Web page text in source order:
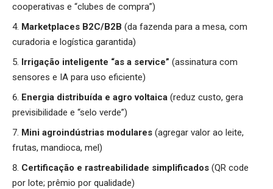
cooperativas e “clubes de compra”)
Marketplaces B2C/B2B (da fazenda para a mesa, com
curadoria e logística garantida)
Irrigação inteligente “as a service” (assinatura com
sensores e IA para uso eficiente)
Energia distribuída e agro voltaica (reduz custo, gera
previsibilidade e “selo verde”)
Mini agroindústrias modulares (agregar valor ao leite,
frutas, mandioca, mel)
Certificação e rastreabilidade simplificados (QR code
por lote; prêmio por qualidade)